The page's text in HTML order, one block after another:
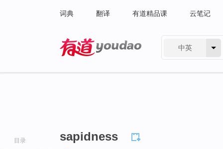
词典 翻译 有道精品课 云笔记
中英
目录 sapidness